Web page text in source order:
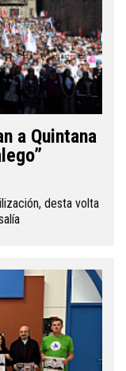
a Quintana
desta volta